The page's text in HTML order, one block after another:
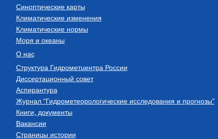
Синоптические карты
Климатические изменения
Климатические нормы
Моря и океаны
О нас
Структура Гидрометцентра России
Диссертационный совет
Аспирантура
Журнал "Гидрометеорологические исследования и прогнозы"
Книги, документы
Вакансии
Страницы истории